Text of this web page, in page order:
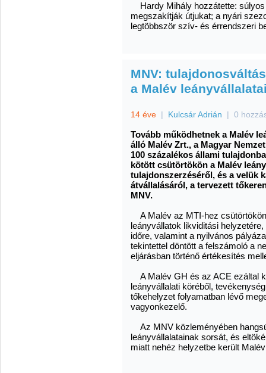
Hardy Mihály hozzátette:
megszakítják útjukat; a nyári
legtöbbször szív- és érrendszeri
MNV:
a Malév
14 éve | Kulcsár Adrián | 0
Tovább működhetnek a Malév
álló Malév Zrt., a Magyar
100 százalékos állami
kötött csütörtökön a Malév
tulajdonszerzéséről, és a velük
átvállalásáról, a tervezett
MNV.
A Malév az MTI-hez
leányvállatok likviditási
időre, valamint a nyilvános
tekintettel döntött a felszámoló a
eljárásban történő értékesítés
A Malév GH és az ACE ezáltal
leányvállalati köréből,
tőkehelyzet folyamatban lévő
vagyonkezelő.
Az MNV közleményében
leányvállalatainak sorsát, és
miatt nehéz helyzetbe került